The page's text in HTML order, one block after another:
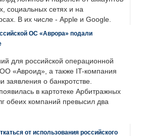
социальных сетях и на
В их числе - Apple и Google.
ОС «Аврора» подали
для российской операционной
«Авроид», а также IT-компания
о банкротстве.
в картотеке Арбитражных
обеих компаний превысил два
от использования российского